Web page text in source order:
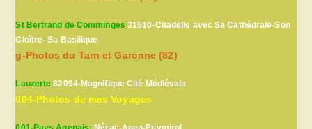
St Bertrand de Comminges 31510-Citadelle avec Sa Cathédrale-Son
Cloître- Sa Basilique
g-Photos du Tarn et Garonne (82)
Lauzerte 82094-Magnifique Cité Médiévale
004-Photos de mes Voyages